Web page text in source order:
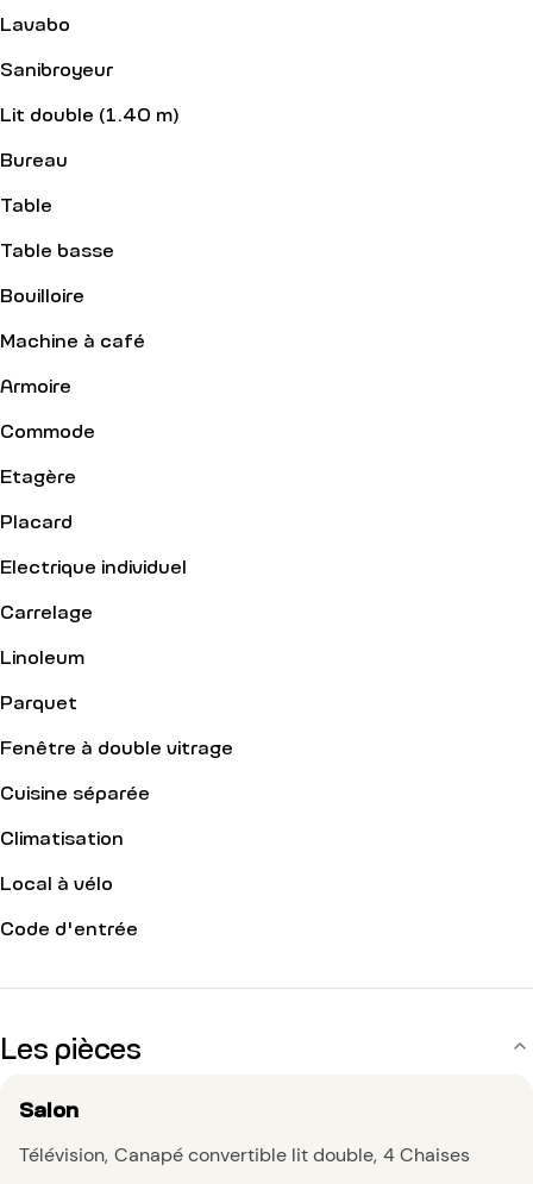
Lavabo
Sanibroyeur
Lit double (1.40 m)
Bureau
Table
Table basse
Bouilloire
Machine à café
Armoire
Commode
Etagère
Placard
Electrique individuel
Carrelage
Linoleum
Parquet
Fenêtre à double vitrage
Cuisine séparée
Climatisation
Local à vélo
Code d'entrée
Les pièces
Salon
Télévision Canapé convertible lit double 4 Chaises